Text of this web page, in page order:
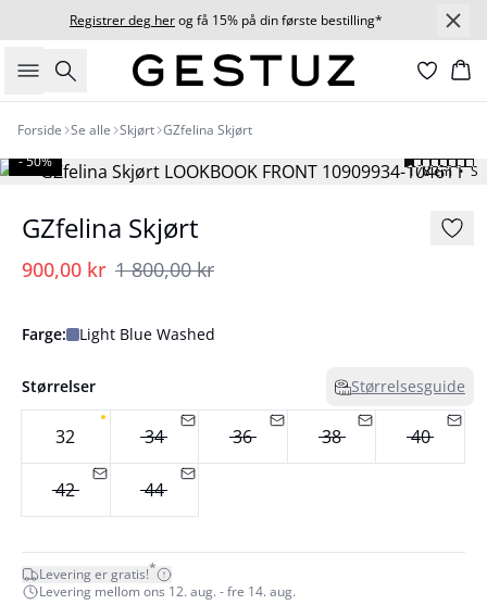
Registrer deg herog få 15% på din første bestilling*
Søk
Forside Se alle Skjørt GZfelina Skjørt
178 cm • S
- 50%
GZfelina Skjørt
900,00 kr 1 800,00 kr
Farge: Light Blue Washed
Størrelser Størrelsesguide
32 34 36 38 40
42 44
Levering er gratis!*
Levering mellom ons 12. aug. - fre 14. aug.